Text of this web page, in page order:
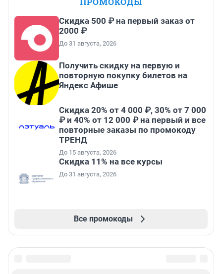
Скидка 500 ₽ на первый заказ от
2000 ₽
До 31 августа, 2026
Получить скидку на первую и
повторную покупку билетов на
Яндекс Афише
Скидка 20% от 4 000 ₽, 30% от 7 000
₽ и 40% от 12 000 ₽ на первый и все
повторные заказы по промокоду
ТРЕНД
До 15 августа, 2026
Скидка 11% на все курсы
До 31 августа, 2026
Все промокоды